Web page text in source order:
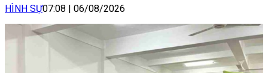
HÌNH SỰ07:08 06/08/2026